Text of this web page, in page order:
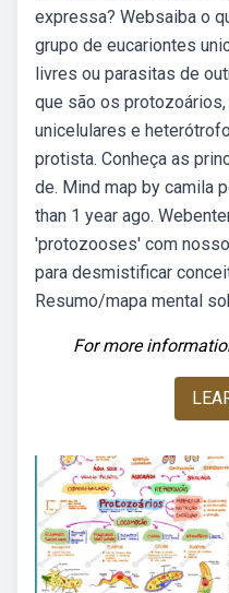
expressa? Websaiba o
grupo de eucariontes
livres ou parasitas de
que são os
unicelulares e
protista. Conheça as
de. Mind map by camila
than 1 year ago.
'protozooses' com
para desmistificar
Resumo/mapa mental
For more